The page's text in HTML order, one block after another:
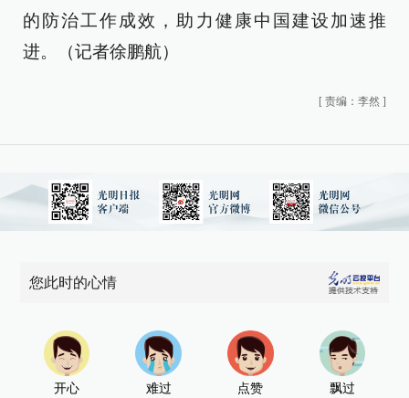
的防治工作成效，助力健康中国建设加速推
进。（记者徐鹏航）
[ 责编：李然 ]
您此时的心情
开心 难过 点赞 飘过